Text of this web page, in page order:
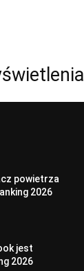
powietrza
2026
jest
2026